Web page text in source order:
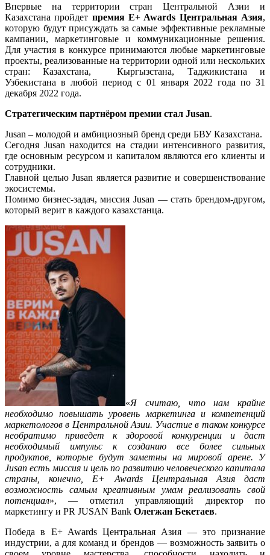
Впервые на территории стран Центральной Азии и
Казахстана пройдет премия E+ Awards Центральная Азия,
которую будут присуждать за самые эффективные рекламные
кампании, маркетинговые и коммуникационные решения.
Для участия в конкурсе принимаются любые маркетинговые
проекты, реализованные на территории одной или нескольких
стран: Казахстана, Кыргызстана, Таджикистана и
Узбекистана в любой период с 01 января 2022 года по 31
декабря 2022 года.
Стратегическим партнёром премии стал Jusan.
Jusan – молодой и амбициозный бренд среди БВУ Казахстана.
Сегодня Jusan находится на стадии интенсивного развития,
где основным ресурсом и капиталом являются его клиенты и
сотрудники.
Главной целью Jusan является развитие и совершенствование
экосистемы.
Помимо бизнес-задач, миссия Jusan — стать брендом-другом,
который верит в каждого казахстанца.
«Я считаю, что нам крайне
необходимо повышать уровень маркетинга и компетенций
маркетологов в Центральной Азии. Участие в таком конкурсе
необратимо приведет к здоровой конкуренции и даст
необходимый импульс к созданию все более сильных
продуктов, которые будут заметны на мировой арене. У
Jusan есть миссия и цель по развитию человеческого капитала
страны, конечно, E+ Awards Центральная Азия даст
возможность самым креативным умам реализовать свой
потенциал», — отметил управляющий директор по
маркетингу и PR JUSAN Bank Олегжан Бекетаев.
Победа в E+ Awards Центральная Азия — это признание
индустрии, а для команд и брендов — возможность заявить о